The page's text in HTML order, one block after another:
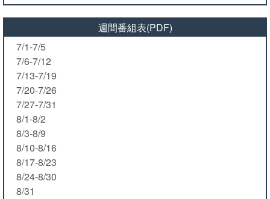
週間番組表(PDF)
7/1-7/5
7/6-7/12
7/13-7/19
7/20-7/26
7/27-7/31
8/1-8/2
8/3-8/9
8/10-8/16
8/17-8/23
8/24-8/30
8/31